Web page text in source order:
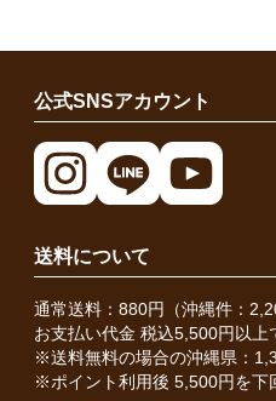
公式SNSアカウント
送料について
通常送料：880円（沖縄件：
お支払い代金 税込5,500円以上
※送料無料の場合の沖縄県：
※ポイント利用後 5,500円を下